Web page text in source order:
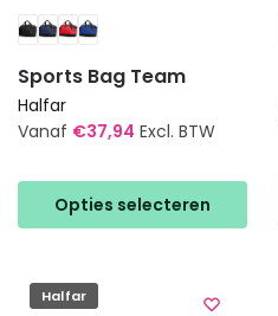
Sports Bag Team
Halfar
Vanaf €37,94 Excl. BTW
Opties selecteren
product
heeft
variaties.
Halfar